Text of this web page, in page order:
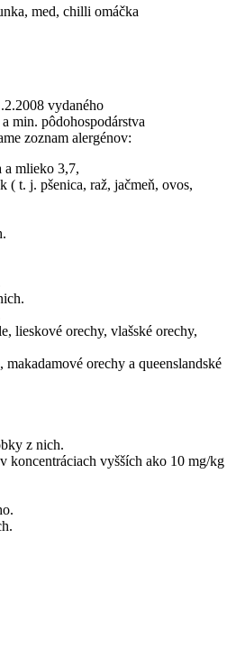
med, chilli omáčka
vydaného
min. pôdohospodárstva
zoznam alergénov:
a mlieko 3,7,
( t. j. pšenica, raž, jačmeň, ovos,
lieskové orechy, vlašské orechy,
makadamové orechy a queenslandské
z nich.
koncentráciach vyšších ako 10 mg/kg